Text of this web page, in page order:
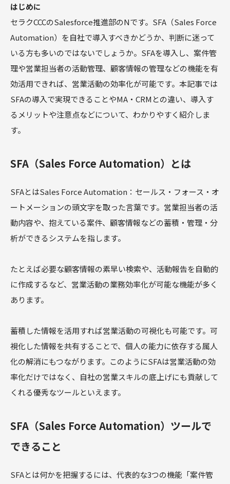
はじめに
セラクCCCのSalesforce推進部のNです。SFA（Sales Force
Automation）を自社で導入すべきかどうか、判断に迷って
いる方も多いのではないでしょうか。SFAを導入し、案件管
理や営業担当者の活動管理、顧客情報の管理などの機能を有
効活用できれば、営業活動の効率化が可能です。本記事では
SFAの導入で実現できることやMA・CRMとの違い、導入す
るメリットや注意点などについて、わかりやすく紹介しま
す。
SFA（Sales Force Automation）とは
SFAとはSales Force Automation：セールス・フォース・オ
ートメーションの頭文字を取った言葉です。営業担当者の活
動内容や、抱えている案件、顧客情報などの蓄積・管理・分
析ができるシステムを指します。
たとえば必要な顧客情報の素早い検索や、活動報告を自動的
に作成するなど、営業活動の業務効率化が可能な機能が多く
あります。
蓄積した情報を活用すれば営業活動の可視化も可能です。可
視化した情報を共有することで、個人の能力に依存する属人
化の解消にもつながります。このようにSFAは営業活動の効
率化だけではなく、自社の営業スキルの底上げにも貢献して
くれる優秀なツールといえます。
SFA（Sales Force Automation）ツールで
できること
SFAとは何かを把握するには、代表的な3つの機能「案件管